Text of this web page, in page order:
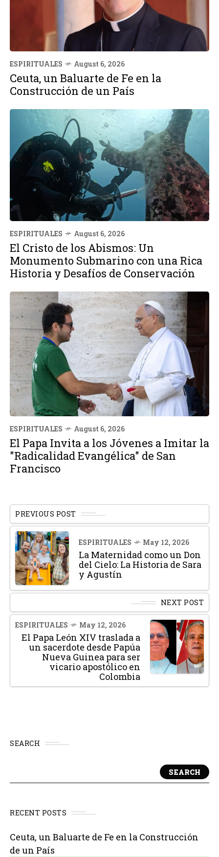
ESPIRITUALES August 6, 2026
Ceuta, un Baluarte de Fe en la
Construcción de un País
ESPIRITUALES August 6, 2026
El Cristo de los Abismos: Un
Monumento Submarino con una Rica
Historia y Desafíos de Conservación
ESPIRITUALES August 6, 2026
El Papa Invita a los Jóvenes a Imitar la
"Radicalidad Evangélica" de San
Francisco
PREVIOUS POST
ESPIRITUALES May 12, 2026
La Maternidad como un Don
del Cielo: La Historia de Sara
y Agustín
NEXT POST
ESPIRITUALES May 12, 2026
El Papa León XIV traslada a
un sacerdote desde Papúa
Nueva Guinea para ser
vicario apostólico en
Colombia
SEARCH
SEARCH
RECENT POSTS
Ceuta, un Baluarte de Fe en la Construcción
de un País